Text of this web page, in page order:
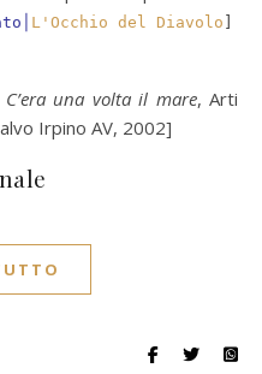
L'Occhio del Diavolo ]
C’era una volta il mare, Arti
Irpino AV, 2002]